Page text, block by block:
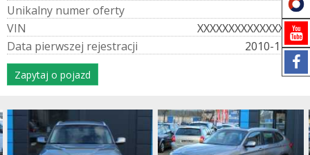
Unikalny numeroferty
349
VIN
XXXXXXXXXXXXXXXXX
Data pierwszej rejestracji 2010-11-18
Zapytaj o pojazd